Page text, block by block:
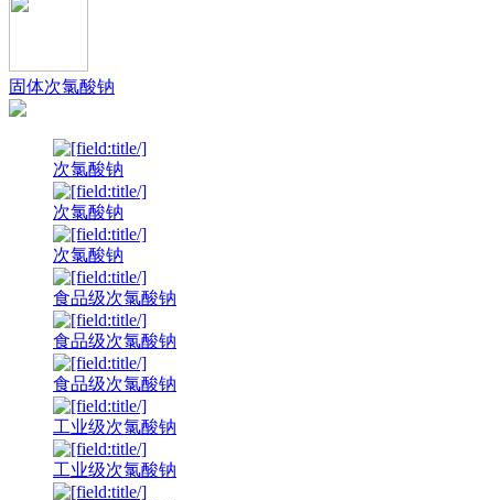
固体次氯酸钠
次氯酸钠
次氯酸钠
次氯酸钠
食品级次氯酸钠
食品级次氯酸钠
食品级次氯酸钠
工业级次氯酸钠
工业级次氯酸钠